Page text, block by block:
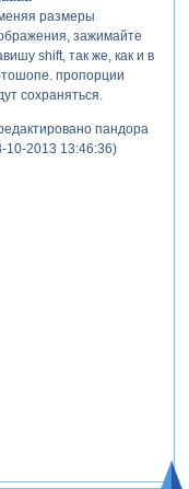
и скринами
к уроку.
уроки adobe after
after effects
размеры
зажимайте
shift, так же, как и в
пропорции
сохраняться.
пандора
10-2013 13:46:36)